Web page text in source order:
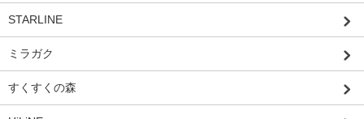
STARLINE
ミラガク
すくすくの森